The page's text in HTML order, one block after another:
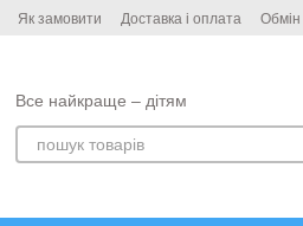
Як замовити Доставка і оплата
Все найкраще – дітям